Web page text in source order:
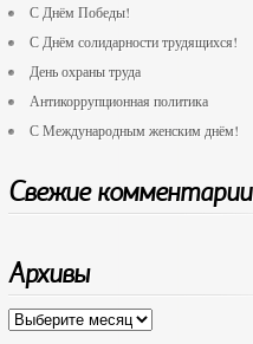
С Днём Победы!
С Днём солидарности трудящихся!
День охраны труда
Антикоррупционная политика
С Международным женским днём!
Свежие комментарии
Архивы
Архивы